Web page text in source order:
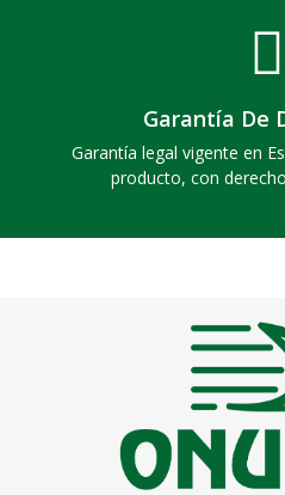
Garantía De
Garantía legal vigente en
producto, con